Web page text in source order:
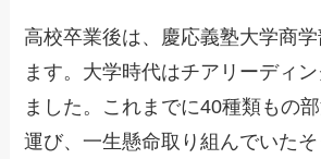
高校卒業後は、慶応義塾大学商
ます。大学時代はチアリーディ
ました。これまでに40種類もの
運び、一生懸命取り組んでいた